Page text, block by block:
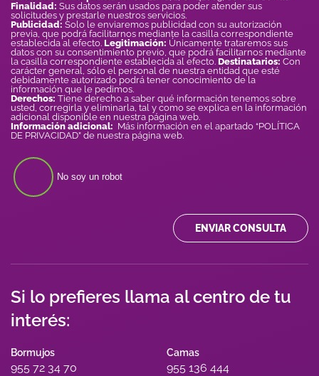
Finalidad: Sus datos serán usados para poder atender sus
solicitudes y prestarle nuestros servicios.
Publicidad: Solo le enviaremos publicidad con su autorización
previa, que podrá facilitarnos mediante la casilla correspondiente
establecida al efecto. Legitimación: Únicamente trataremos sus
datos con su consentimiento previo, que podrá facilitarnos mediante
la casilla correspondiente establecida al efecto. Destinatarios: Con
carácter general, sólo el personal de nuestra entidad que esté
debidamente autorizado podrá tener conocimiento de la
información que le pedimos.
Derechos: Tiene derecho a saber qué información tenemos sobre
usted, corregirla y eliminarla, tal y como se explica en la información
adicional disponible en nuestra página web.
Información adicional: Más información en el apartado “POLÍTICA
DE PRIVACIDAD” de nuestra página web.
No soy un robot
ENVIAR CONSULTA
Si lo prefieres llama al centro de tu
interés:
Bormujos
955 72 34 70
Camas
955 136 444